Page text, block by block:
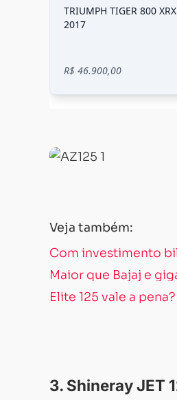
Veja também:
Com investimento
Maior que Bajaj e
Elite 125 vale a
3. Shineray JET